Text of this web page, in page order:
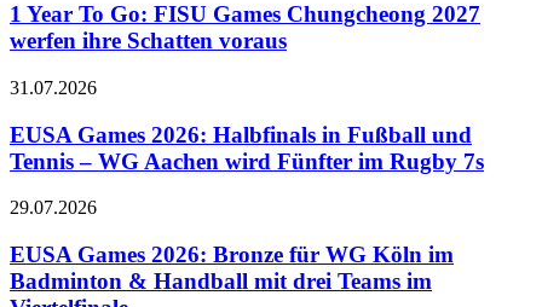
1 Year To Go: FISU Games Chungcheong 2027
werfen ihre Schatten voraus
31.07.2026
EUSA Games 2026: Halbfinals in Fußball und
Tennis – WG Aachen wird Fünfter im Rugby 7s
29.07.2026
EUSA Games 2026: Bronze für WG Köln im
Badminton & Handball mit drei Teams im